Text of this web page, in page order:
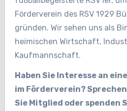
Förderverein des RSV 1929
gründen. Wir sehen uns als
heimischen Wirtschaft,
Kaufmannschaft.
Haben Sie Interesse an
im Förderverein?
Sie Mitglied oder spenden